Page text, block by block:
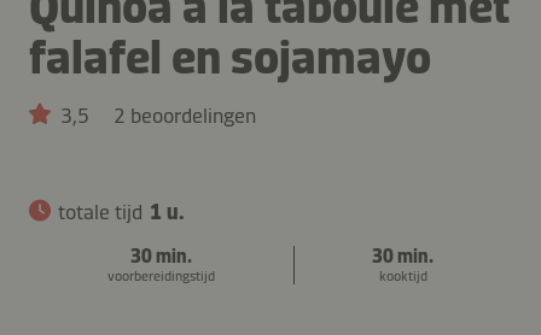
falafel en sojamayo
3,5 2 beoordelingen
totale tijd 1 u.
30 min.
voorbereidingstijd
30 min.
kooktijd